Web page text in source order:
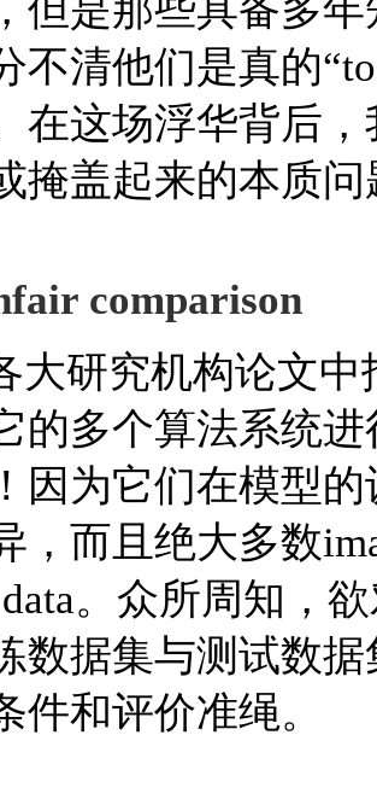
但是那些具备多
不清他们是真的
在这场浮华背后
掩盖起来的本质问
comparison
大研究机构论文中
的多个算法系统
因为它们在模型
，而且绝大多数
data。众所周知，
数据集与测试数据
件和评价准绳。